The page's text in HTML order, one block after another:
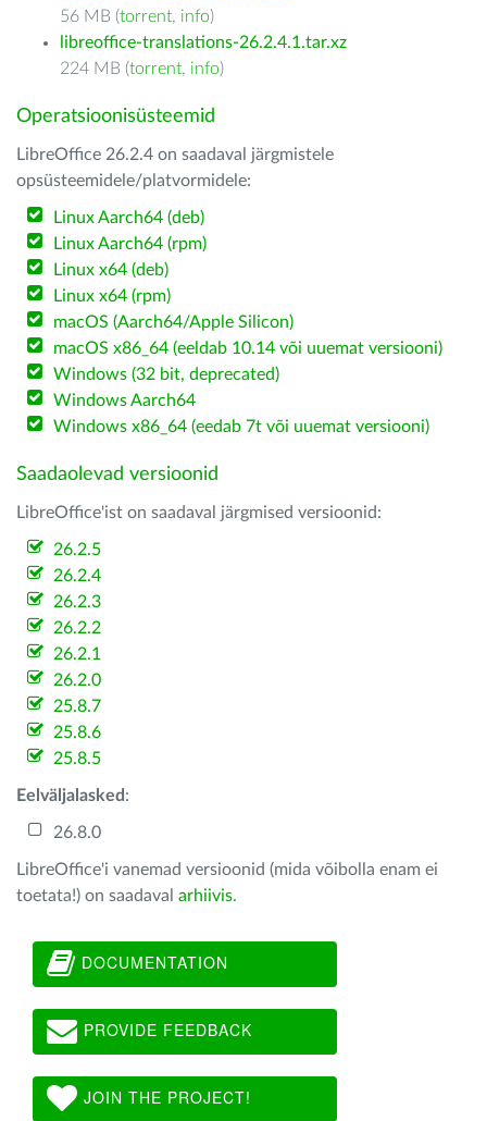
56 MB (torrent, info)
libreoffice-translations-26.2.4.1.tar.xz
224 MB (torrent, info)
Operatsioonisüsteemid
LibreOffice 26.2.4 on saadaval järgmistele
opsüsteemidele/platvormidele:
Linux Aarch64 (deb)
Linux Aarch64 (rpm)
Linux x64 (deb)
Linux x64 (rpm)
macOS (Aarch64/Apple Silicon)
macOS x86_64 (eeldab 10.14 või uuemat versiooni)
Windows (32 bit, deprecated)
Windows Aarch64
Windows x86_64 (eedab 7t või uuemat versiooni)
Saadaolevad versioonid
LibreOffice'ist on saadaval järgmised versioonid:
26.2.5
26.2.4
26.2.3
26.2.2
26.2.1
26.2.0
25.8.7
25.8.6
25.8.5
Eelväljalasked :
26.8.0
LibreOffice'i vanemad versioonid (mida võibolla enam ei
toetata!) on saadaval arhiivis.
DOCUMENTATION
PROVIDE FEEDBACK
JOIN THE PROJECT!